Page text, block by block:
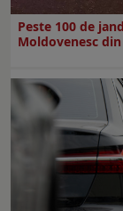
Peste 100 de
Moldovenesc din